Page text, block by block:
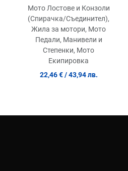
Мото Лостове и Конзоли
(Спирачка/Съединител),
Жила за мотори, Мото
Педали, Манивели и
Степенки, Мото
Екипировка
22,46 € / 43,94 лв.